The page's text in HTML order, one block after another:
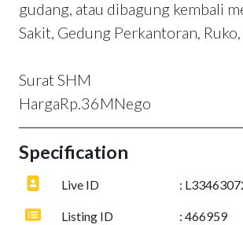
gudang, atau dibagung kembali
Sakit, Gedung Perkantoran,
Surat SHM
HargaRp.36MNego
Specification
Live ID :
Listing ID : 466959